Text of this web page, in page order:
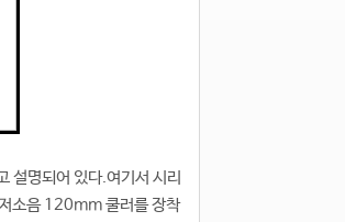
설명되어 있다.여기서 시리
소음 120mm 쿨러를 장착